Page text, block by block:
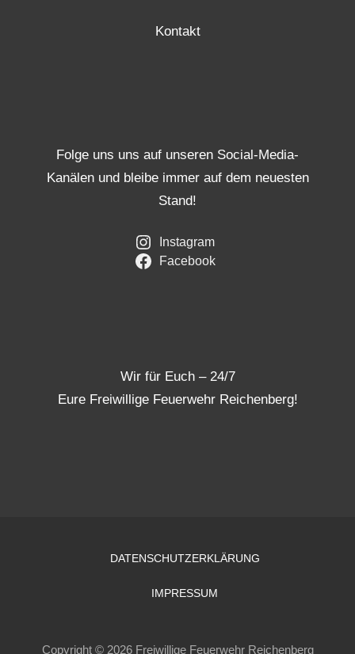
Kontakt
Folge uns uns auf unseren Social-Media-
Kanälen und bleibe immer auf dem neuesten
Stand!
Instagram
Facebook
Wir für Euch – 24/7
Eure Freiwillige Feuerwehr Reichenberg!
DATENSCHUTZERKLÄRUNG
IMPRESSUM
Copyright © 2026 Freiwillige Feuerwehr Reichenberg